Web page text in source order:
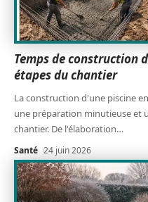
Temps de construction
étapes du chantier
La construction d'une piscine
une préparation minutieuse et
chantier. De l'élaboration…
Santé 24 juin 2026